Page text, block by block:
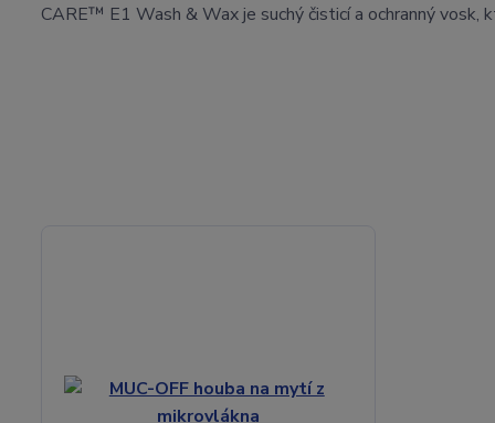
CARE™ E1 Wash & Wax je suchý čisticí a ochranný